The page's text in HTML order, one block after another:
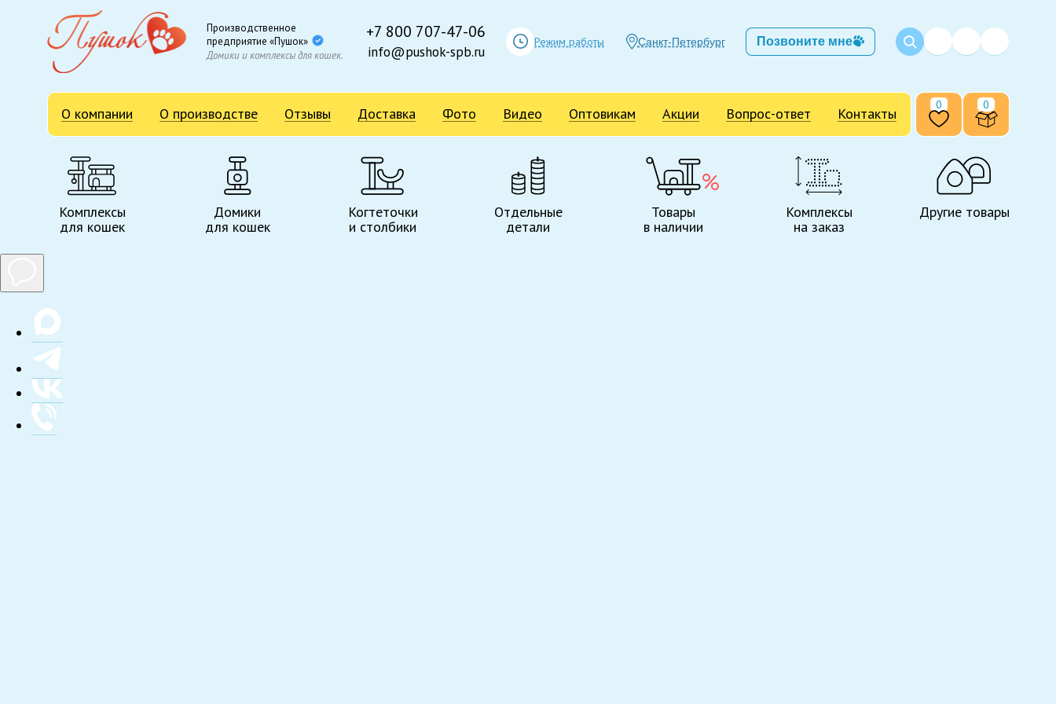
Производственное
предприятие «Пушок»
Домики и комплексы для кошек.
+7 800 707-47-06
info@pushok-spb.ru
Режим работы Санкт-Петербург Позвоните мне
О компании О производстве Отзывы Доставка Фото Видео Оптовикам Акции Вопрос-ответ Контакты 0 0
Комплексы
для кошек
Домики
для кошек
Когтеточки
и столбики
Отдельные
детали
Товары
в наличии
Комплексы
на заказ
Другие товары